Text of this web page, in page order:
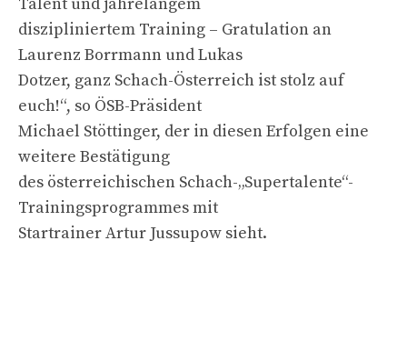
diszipliniertem Training – Gratulation an
Laurenz Borrmann und Lukas
Dotzer, ganz Schach-Österreich ist stolz auf
euch!“, so ÖSB-Präsident
Michael Stöttinger, der in diesen Erfolgen eine
weitere Bestätigung
des österreichischen Schach-„Supertalente“-
Trainingsprogrammes mit
Startrainer Artur Jussupow sieht.